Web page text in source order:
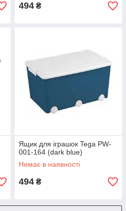
494 ₴
Ящик для іграшок Tega PW-
001-164 (dark blue)
Немає в наявності
494 ₴